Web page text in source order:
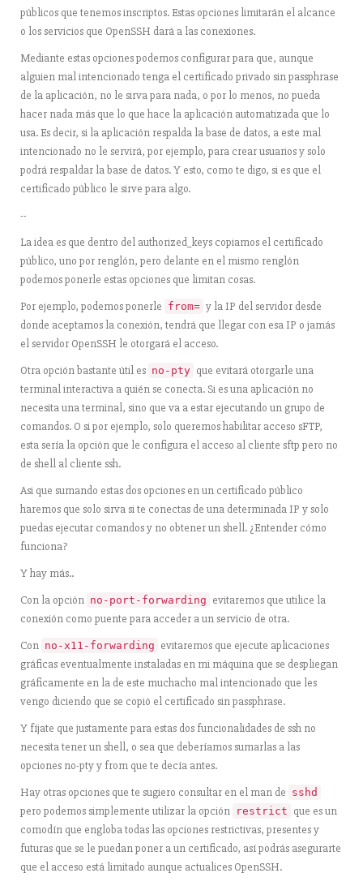
públicos que tenemos inscriptos. Estas opciones limitarán el alcance
o los servicios que OpenSSH dará a las conexiones.
Mediante estas opciones podemos configurar para que, aunque
alguien mal intencionado tenga el certificado privado sin passphrase
de la aplicación, no le sirva para nada, o por lo menos, no pueda
hacer nada más que lo que hace la aplicación automatizada que lo
usa. Es decir, si la aplicación respalda la base de datos, a este mal
intencionado no le servirá, por ejemplo, para crear usuarios y solo
podrá respaldar la base de datos. Y esto, como te digo, si es que el
certificado público le sirve para algo.
--
La idea es que dentro del authorized_keys copiamos el certificado
público, uno por renglón, pero delante en el mismo renglón
podemos ponerle estas opciones que limitan cosas.
Por ejemplo, podemos ponerle from= y la IP del servidor desde
donde aceptamos la conexión, tendrá que llegar con esa IP o jamás
el servidor OpenSSH le otorgará el acceso.
Otra opción bastante útil es no-pty que evitará otorgarle una
terminal interactiva a quién se conecta. Si es una aplicación no
necesita una terminal, sino que va a estar ejecutando un grupo de
comandos. O si por ejemplo, solo queremos habilitar acceso sFTP,
esta sería la opción que le configura el acceso al cliente sftp pero no
de shell al cliente ssh.
Asi que sumando estas dos opciones en un certificado público
haremos que solo sirva si te conectas de una determinada IP y solo
puedas ejecutar comandos y no obtener un shell. ¿Entender cómo
funciona?
Y hay más..
Con la opción no-port-forwarding evitaremos que utilice la
conexión como puente para acceder a un servicio de otra.
Con no-x11-forwarding evitaremos que ejecute aplicaciones
gráficas eventualmente instaladas en mi máquina que se despliegan
gráficamente en la de este muchacho mal intencionado que les
vengo diciendo que se copió el certificado sin passphrase.
Y fíjate que justamente para estas dos funcionalidades de ssh no
necesita tener un shell, o sea que deberíamos sumarlas a las
opciones no-pty y from que te decía antes.
Hay otras opciones que te sugiero consultar en el man de sshd
pero podemos simplemente utilizar la opción restrict que es un
comodín que engloba todas las opciones restrictivas, presentes y
futuras que se le puedan poner a un certificado, así podrás asegurarte
que el acceso está limitado aunque actualices OpenSSH.